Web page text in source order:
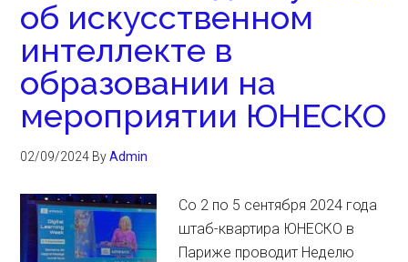
об искусственном
интеллекте в
образовании на
мероприятии ЮНЕСКО
02/09/2024 ByAdmin
Со 2 по 5 сентября 2024 года
штаб-квартира ЮНЕСКО в
Париже проводит Неделю